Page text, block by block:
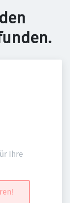
Ihre